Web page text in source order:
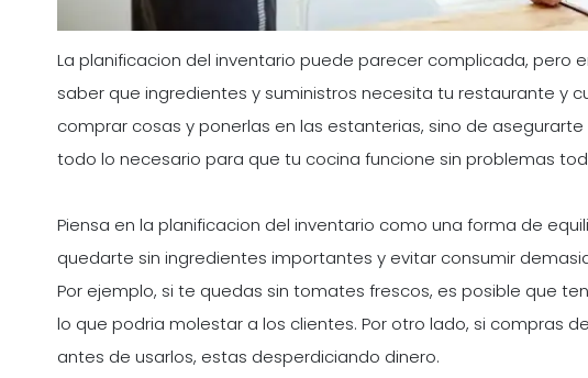
La planificacion del inventario puede parecer complicada, pero
saber que ingredientes y suministros necesita tu restaurante y
comprar cosas y ponerlas en las estanterias, sino de
todo lo necesario para que tu cocina funcione sin problemas
Piensa en la planificacion del inventario como una forma de
quedarte sin ingredientes importantes y evitar consumir
Por ejemplo, si te quedas sin tomates frescos, es posible que
lo que podria molestar a los clientes. Por otro lado, si compras
antes de usarlos, estas desperdiciando dinero.